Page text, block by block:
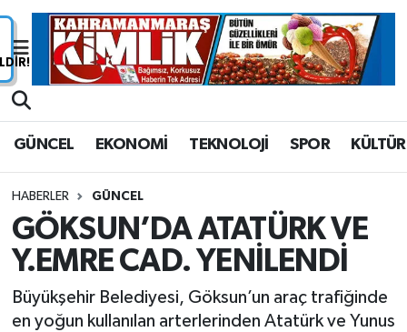
GÜNCEL EKONOMİ TEKNOLOJİ SPOR KÜLTÜR
HABERLER GÜNCEL
GÖKSUN’DA ATATÜRK VE
Y.EMRE CAD. YENİLENDİ
Büyükşehir Belediyesi, Göksun’un araç trafiğinde
en yoğun kullanılan arterlerinden Atatürk ve Yunus
Nöbetçi Eczaneler
Trafik Durumu
Süper Lig Puan Durumu ve Fikstür
Tüm Manşetler